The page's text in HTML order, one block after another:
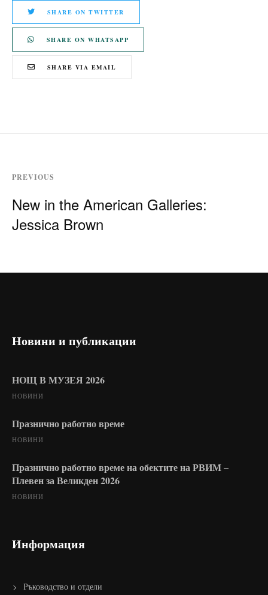
SHARE ON TWITTER
SHARE ON WHATSAPP
SHARE VIA EMAIL
PREVIOUS
New in the American Galleries:
Jessica Brown
Новини и публикации
НОЩ В МУЗЕЯ 2026
НОВИНИ
Празнично работно време
НОВИНИ
Празнично работно време на обектите на РВИМ –
Плевен за Великден 2026
НОВИНИ
Информация
Ръководство и отдели